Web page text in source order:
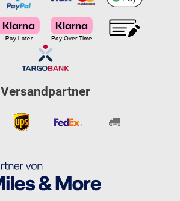
Versandpartner